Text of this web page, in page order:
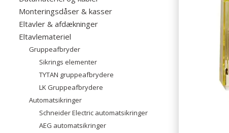
Monteringsdåser & kasser
Eltavler & afdækninger
Eltavlemateriel
Gruppeafbryder
Sikrings elementer
TYTAN gruppeafbrydere
LK Gruppeafbrydere
Automatsikringer
Schneider Electric automatsikringer
AEG automatsikringer